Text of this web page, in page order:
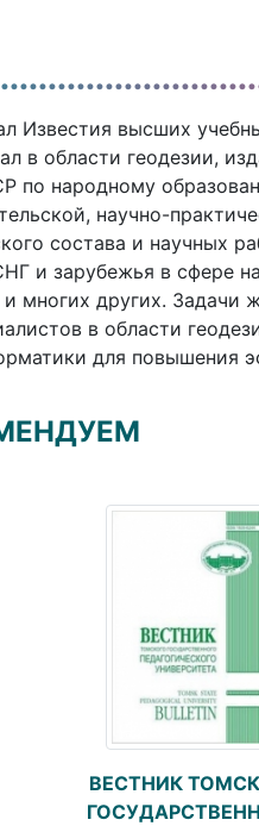
Известия высших
в области геодезии,
по народному
научно-
состава и научных
и зарубежья в сфере
многих других. Задачи
в области
для повышения
ВЕСТНИК